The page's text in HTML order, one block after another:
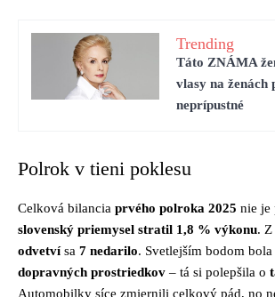
Trending
Táto ZNÁMA
vlasy na ženách
neprípustné
Polrok v tieni poklesu
Celková bilancia prvého polroka 2025 nie je
slovenský priemysel stratil 1,8 % výkonu. Z
odvetvísa 7 nedarilo. Svetlejším bodom bola
dopravných prostriedkov – tá si polepšila o
Automobilky síce zmiernili celkový pád, no